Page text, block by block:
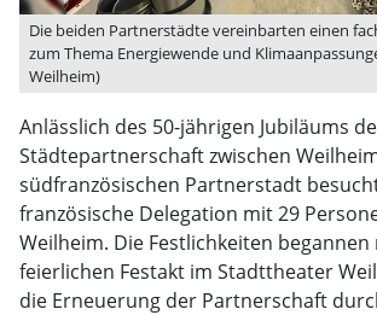
Die beiden Partnerstädte vereinbarten einen
zum Thema Energiewende und
Weilheim)
Anlässlich des 50-jährigen Jubiläums
Städtepartnerschaft zwischen
südfranzösischen Partnerstadt
französische Delegation mit 29
Weilheim. Die Festlichkeiten
feierlichen Festakt im Stadttheater
die Erneuerung der Partnerschaft